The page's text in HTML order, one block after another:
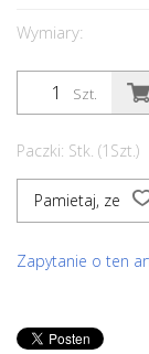
Wymiary:
Szt.
Paczki: Stk. (1Szt.)
Pamietaj, ze
Zapytanie o ten